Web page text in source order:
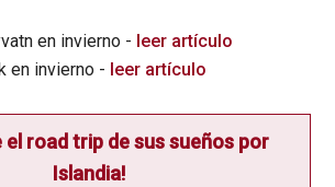
en invierno - leer artículo
en invierno - leer artículo
el road trip de sus sueños por
Islandia!